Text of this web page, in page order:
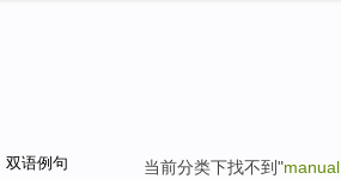
双语例句 当前分类下找不到"